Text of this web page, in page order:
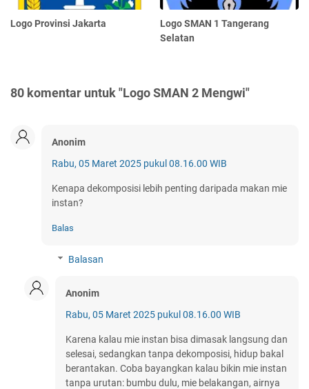
Logo Provinsi Jakarta
Logo SMAN 1 Tangerang
Selatan
80 komentar untuk "Logo SMAN 2 Mengwi"
Anonim
Rabu, 05 Maret 2025 pukul 08.16.00 WIB
Kenapa dekomposisi lebih penting daripada makan mie
instan?
Balas
Balasan
Anonim
Rabu, 05 Maret 2025 pukul 08.16.00 WIB
Karena kalau mie instan bisa dimasak langsung dan
selesai, sedangkan tanpa dekomposisi, hidup bakal
berantakan. Coba bayangkan kalau bikin mie instan
tanpa urutan: bumbu dulu, mie belakangan, airnya